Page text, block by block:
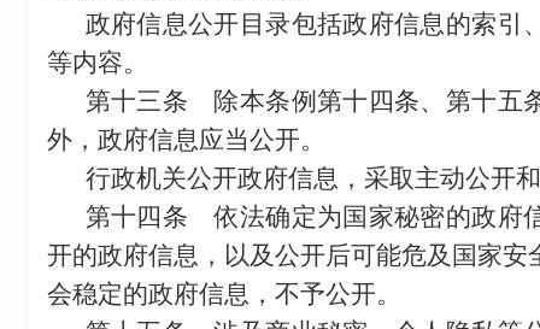
政府信息公开目录包括政府信息的索引
等内容。
第十三条 除本条例第十四条、第十五
外，政府信息应当公开。
行政机关公开政府信息，采取主动公开
第十四条 依法确定为国家秘密的政府
开的政府信息，以及公开后可能危及国家
会稳定的政府信息，不予公开。